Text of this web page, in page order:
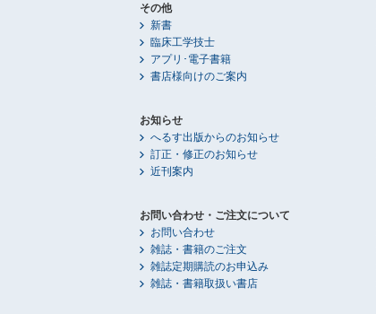
その他
新書
臨床工学技士
アプリ･電子書籍
書店様向けのご案内
お知らせ
へるす出版からのお知らせ
訂正・修正のお知らせ
近刊案内
お問い合わせ・ご注文について
お問い合わせ
雑誌・書籍のご注文
雑誌定期購読のお申込み
雑誌・書籍取扱い書店